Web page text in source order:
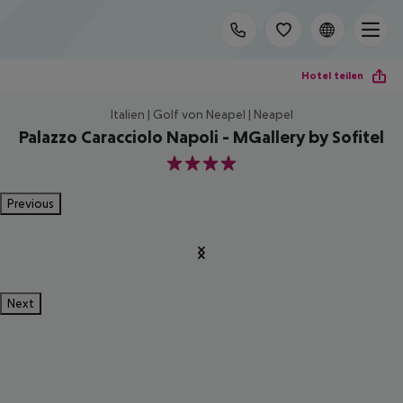
Hotel teilen
Italien | Golf von Neapel | Neapel
Palazzo Caracciolo Napoli - MGallery by Sofitel
4
Previous
Next